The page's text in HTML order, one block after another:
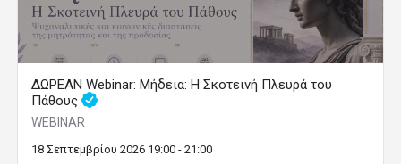
ΔΩΡΕΑΝ Webinar: Μήδεια: Η Σκοτεινή Πλευρά του
Πάθους
WEBINAR
18 Σεπτεμβρίου 2026 19:00 - 21:00